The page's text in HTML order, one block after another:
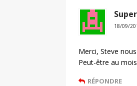
18/09/
Merci, Steve
Peut-être au
RÉPONDRE